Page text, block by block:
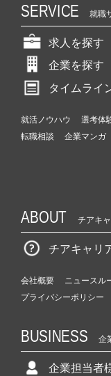
SERVICE 就職
求人を探す
企業を探す
タイムライ
就活ノウハウ 選考体
転職相談
企業マンガ
ABOUT チアキ
チアキャリ
会社概要 ニュースル
プライバシーポリシー
BUSINESS 企
企業担当者